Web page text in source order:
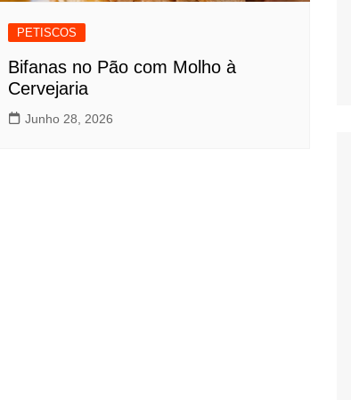
PETISCOS
Bifanas no Pão com Molho à
Cervejaria
Junho 28, 2026